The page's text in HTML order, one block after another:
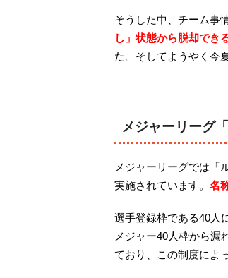
そうした中、チーム事
し」状態から脱却でき
た。そしてようやく今
メジャーリーグ
メジャーリーグでは「
実施されています。 名
選手登録枠である40人
メジャー40人枠から漏
ており、この制度によ